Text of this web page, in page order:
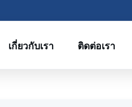
เกี่ยวกับเรา ติดต่อเรา